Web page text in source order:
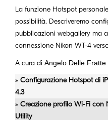
La funzione Hotspot
possibilità. Descriveremo
pubblicazioni webgallery ma
connessione Nikon WT-4
A cura di Angelo Delle Fratte
» Configurazione Hotspot di
4.3
» Creazione profilo Wi-Fi con
Utility